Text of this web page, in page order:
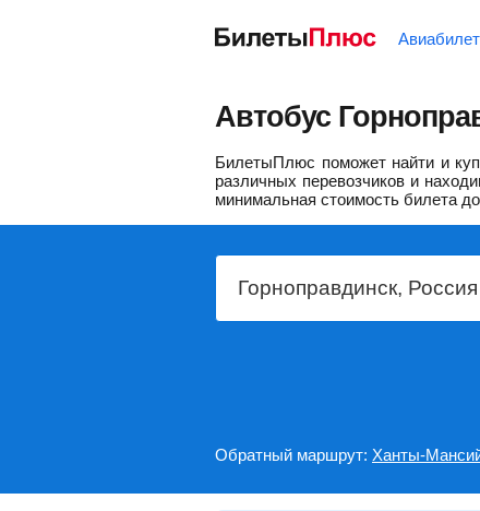
Автобус
БилетыПлюс поможет найти и
различных перевозчиков и
минимальная стоимость билета
Обратный маршрут: Ханты-